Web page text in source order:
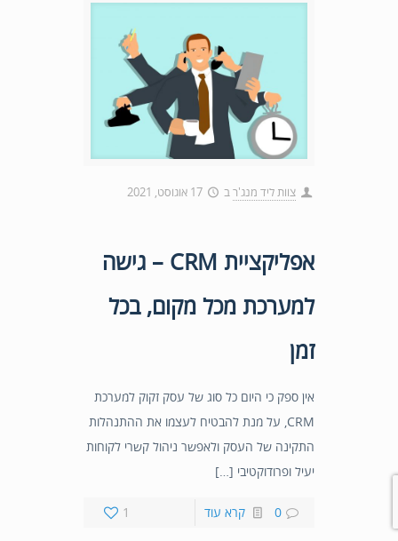
צוות ליד מנג'רב 17 אוגוסט, 2021
אפליקציית CRM – גישה
למערכת מכל מקום, בכל
זמן
אין ספק כי היום כל סוג של עסק זקוק למערכת
CRM, על מנת להבטיח לעצמו את ההתנהלות
התקינה של העסק ולאפשר ניהול קשרי לקוחות
יעיל ופרודוקטיבי […]
1 0 קרא עוד